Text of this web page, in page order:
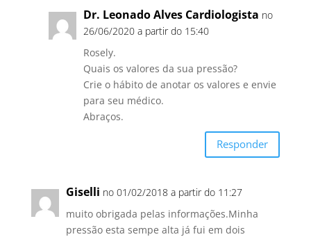
Dr. Leonado Alves Cardiologista no
26/06/2020 a partir do 15:40
Rosely.
Quais os valores da sua pressão?
Crie o hábito de anotar os valores e envie
para seu médico.
Abraços.
Responder
Giselli no 01/02/2018 a partir do 11:27
muito obrigada pelas informações.Minha
pressão esta sempe alta já fui em dois